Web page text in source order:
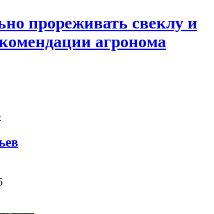
прореживать свеклу и
агронома